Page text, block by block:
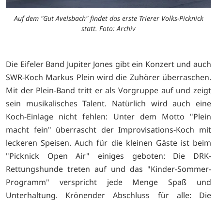
Auf dem "Gut Avelsbach" findet das erste Trierer Volks-Picknick
statt. Foto: Archiv
Die Eifeler Band Jupiter Jones gibt ein Konzert und auch
SWR-Koch Markus Plein wird die Zuhörer überraschen.
Mit der Plein-Band tritt er als Vorgruppe auf und zeigt
sein musikalisches Talent. Natürlich wird auch eine
Koch-Einlage nicht fehlen: Unter dem Motto "Plein
macht fein" überrascht der Improvisations-Koch mit
leckeren Speisen. Auch für die kleinen Gäste ist beim
"Picknick Open Air" einiges geboten: Die DRK-
Rettungshunde treten auf und das "Kinder-Sommer-
Programm" verspricht jede Menge Spaß und
Unterhaltung. Krönender Abschluss für alle: Die